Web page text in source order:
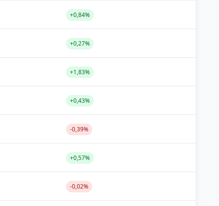
+0,84%
+0,27%
+1,83%
+0,43%
-0,39%
+0,57%
-0,02%